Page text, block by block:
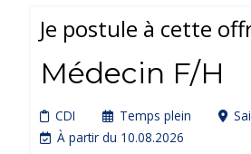
Je postule à cette
Médecin F/H
CDI Temps plein
À partir du 10.08.2026